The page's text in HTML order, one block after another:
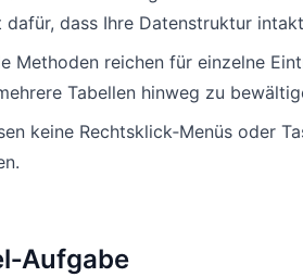
für Analyse,
Fragen stellen und von
lernen.
dafür, dass Ihre Datenstruktur
Methoden reichen für einzelne
Tabellen hinweg zu
keine Rechtsklick‑Menüs oder